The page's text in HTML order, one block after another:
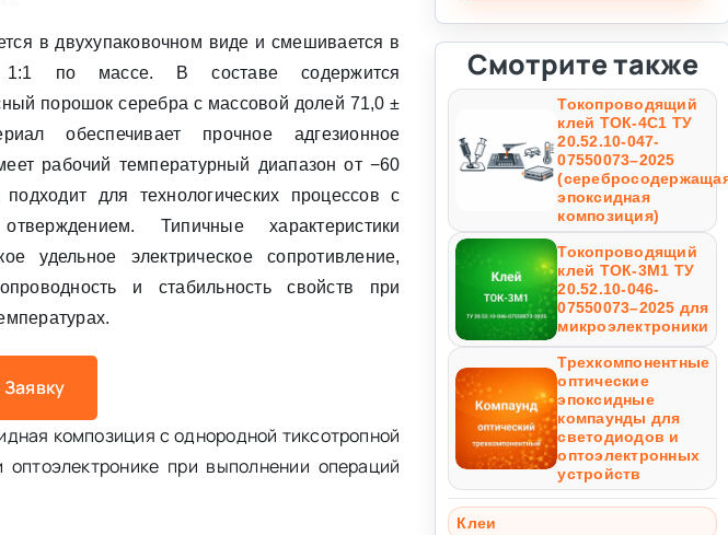
в двухупаковочном виде и смешивается в
1:1 по массе. В составе содержится
порошок серебра с массовой долей 71,0 ±
обеспечивает прочное адгезионное
рабочий температурный диапазон от −60
для технологических процессов с
Типичные характеристики
удельное электрическое сопротивление,
и стабильность свойств при
композиция с однородной тиксотропной
при выполнении операций
Смотрите также
Токопроводящий
клей ТОК-4С1 ТУ
20.52.10-047-
07550073–2025
эпоксидная
композиция)
Токопроводящий
клей ТОК-3М1 ТУ
20.52.10-046-
07550073–2025 для
микроэлектроники
Трехкомпонентные
оптические
эпоксидные
компаунды для
светодиодов и
оптоэлектронных
устройств
Клеи